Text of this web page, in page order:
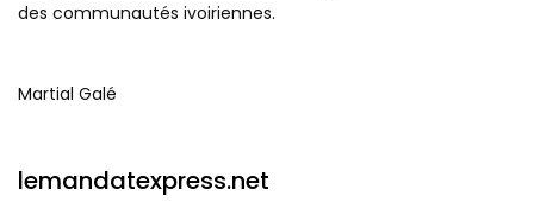
des communautés ivoiriennes.
Martial Galé
lemandatexpress.net